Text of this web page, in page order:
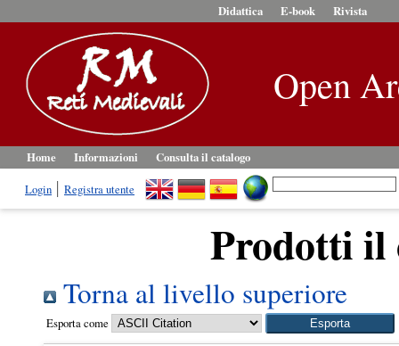
Didattica E-book Rivista
Open
Home Informazioni
Consulta il catalogo
Login
Registra utente
Prodotti il
Torna al livello superiore
Esporta come